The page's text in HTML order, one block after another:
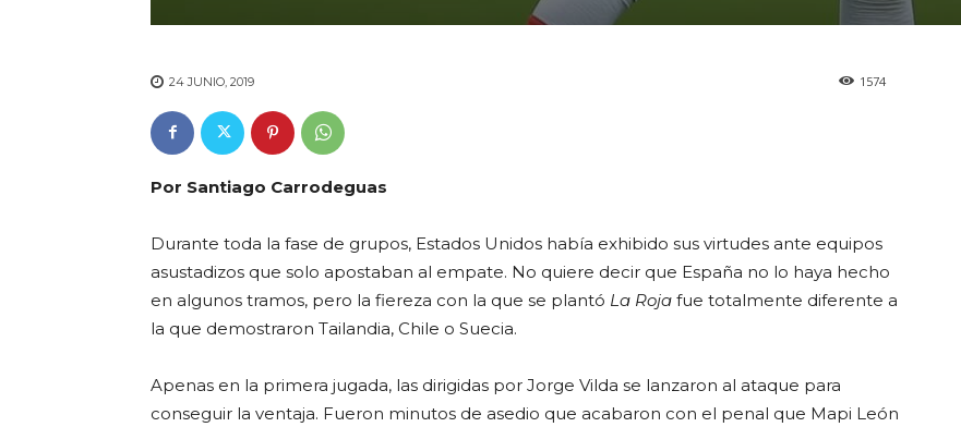
1574
24 JUNIO, 2019
Por Santiago Carrodeguas
Durante toda la fase de grupos, Estados Unidos había exhibido sus virtudes ante equipos
asustadizos que solo apostaban al empate. No quiere decir que España no lo haya hecho
en algunos tramos, pero la fiereza con la que se plantó La Roja fue totalmente diferente a
la que demostraron Tailandia, Chile o Suecia.
Apenas en la primera jugada, las dirigidas por Jorge Vilda se lanzaron al ataque para
conseguir la ventaja. Fueron minutos de asedio que acabaron con el penal que Mapi León